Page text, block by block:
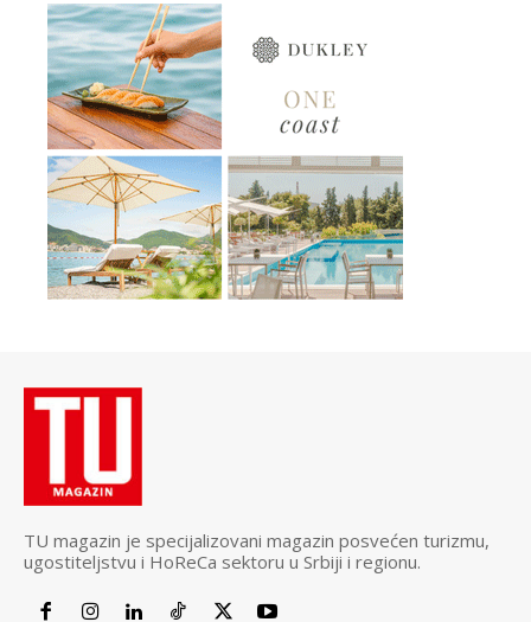
TU magazin je specijalizovani magazin posvećen turizmu,
ugostiteljstvu i HoReCa sektoru u Srbiji i regionu.